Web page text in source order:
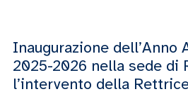
Inaugurazione dell’Anno
2025-2026 nella sede di
l’intervento della